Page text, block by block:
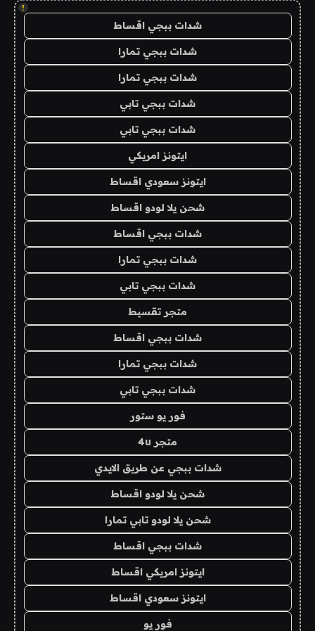
!
شدات ببجي اقساط
شدات ببجي تمارا
شدات ببجي تمارا
شدات ببجي تابي
شدات ببجي تابي
ايتونز امريكي
ايتونز سعودي اقساط
شحن يلا لودو اقساط
شدات ببجي اقساط
شدات ببجي تمارا
شدات ببجي تابي
متجر تقسيط
شدات ببجي اقساط
شدات ببجي تمارا
شدات ببجي تابي
فور يو ستور
متجر 4u
شدات ببجي عن طريق الايدي
شحن يلا لودو اقساط
شحن يلا لودو تابي تمارا
شدات ببجي اقساط
ايتونز امريكي اقساط
ايتونز سعودي اقساط
فور يو